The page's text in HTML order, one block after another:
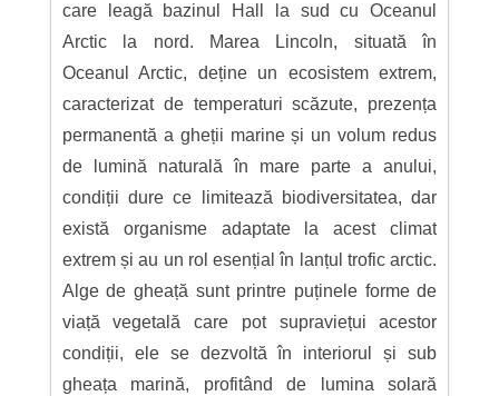
care leagă bazinul Hall la sud cu Oceanul
Arctic la nord. Marea Lincoln, situată în
Oceanul Arctic, deține un ecosistem extrem,
caracterizat de temperaturi scăzute, prezența
permanentă a gheții marine și un volum redus
de lumină naturală în mare parte a anului,
condiții dure ce limitează biodiversitatea, dar
există organisme adaptate la acest climat
extrem și au un rol esențial în lanțul trofic arctic.
Alge de gheață sunt printre puținele forme de
viață vegetală care pot supraviețui acestor
condiții, ele se dezvoltă în interiorul și sub
gheața marină, profitând de lumina solară